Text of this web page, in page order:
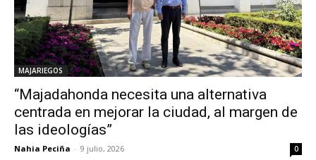
MAJARIEGOS
“Majadahonda necesita una alternativa
centrada en mejorar la ciudad, al margen de
las ideologías”
Nahia Peciña - 9 julio, 2026 0